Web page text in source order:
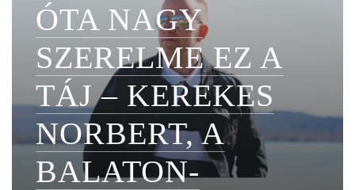
ÓTA NAGY
SZERELME EZ A
TÁJ – KEREKES
NORBERT, A
BALATON-